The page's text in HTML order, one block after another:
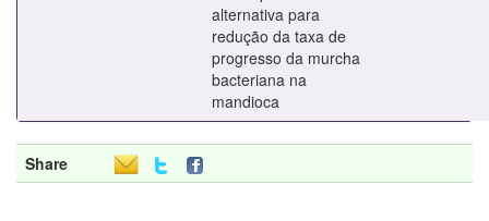
alternativa para
redução da taxa de
progresso da murcha
bacteriana na
mandioca
Share